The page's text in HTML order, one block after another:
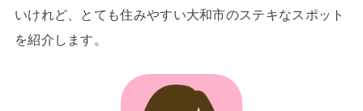
いけれど、とても住みやすい大和市のステキなスポット
を紹介します。